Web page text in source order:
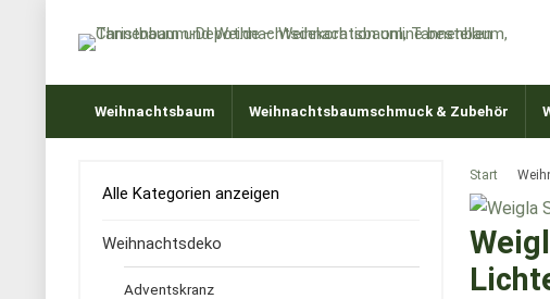
Weihnachtsbaum Weihnachtsbaumschmuck & Zubehör
Start
Alle Kategorien anzeigen
Weihnachtsdeko
Adventskranz